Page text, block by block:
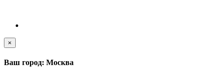
×
Ваш город: Москва